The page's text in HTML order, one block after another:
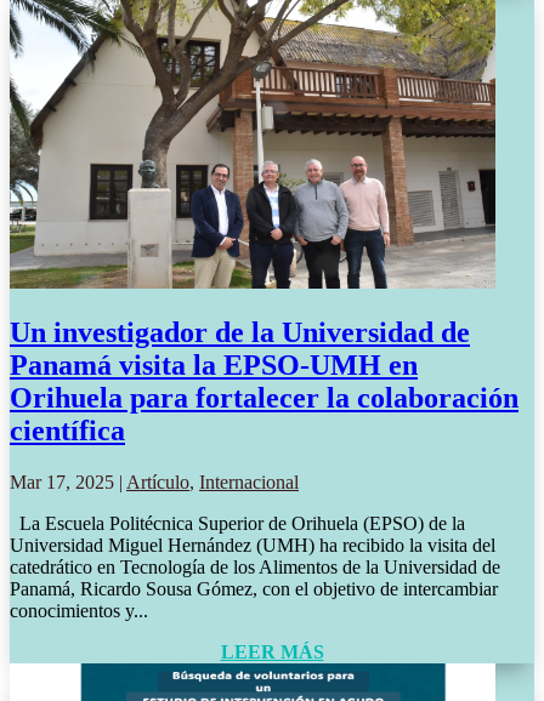
Un investigador de la Universidad de
Panamá visita la EPSO-UMH en
Orihuela para fortalecer la colaboración
científica
Mar 17, 2025 | Artículo, Internacional
La Escuela Politécnica Superior de Orihuela (EPSO) de la
Universidad Miguel Hernández (UMH) ha recibido la visita del
catedrático en Tecnología de los Alimentos de la Universidad de
Panamá, Ricardo Sousa Gómez, con el objetivo de intercambiar
conocimientos y...
LEER MÁS